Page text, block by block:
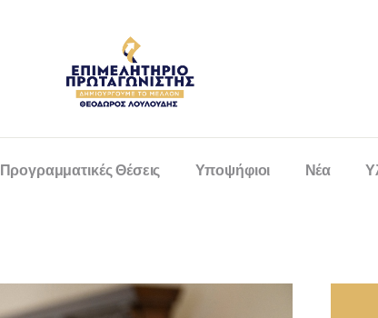
Προγραμματικές Θέσεις Υποψήφιοι Νέα